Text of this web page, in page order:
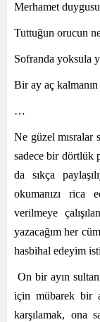
Merhamet
Tuttuğun orucun
Sofranda yoksula
Bir ay aç kalmanın
…
Ne güzel
sadece bir dörtlük
da sıkça
okumanızı rica
verilmeye
yazacağım her
hasbihal edeyim
On bir ayın
için mübarek bir
karşılamak, ona